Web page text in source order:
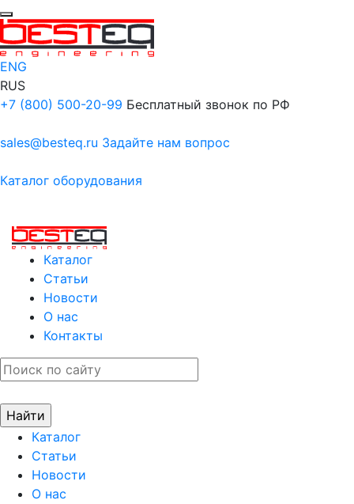
ENG
RUS
+7 (800) 500-20-99 Бесплатный звонок по РФ
sales@besteq.ru Задайте нам вопрос
Каталог оборудования
Каталог
Статьи
Новости
О нас
Контакты
Каталог
Статьи
Новости
О нас